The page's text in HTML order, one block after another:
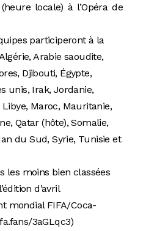
locale) à l’Opéra de
participeront à la
Arabie saoudite,
Djibouti, Égypte,
unis, Irak, Jordanie,
Libye, Maroc, Mauritanie,
Qatar (hôte), Somalie,
du Sud, Syrie, Tunisie et
les moins bien classées
d’avril
mondial FIFA/Coca-
3aGLqc3)